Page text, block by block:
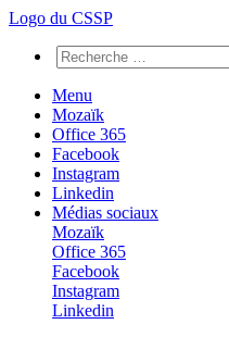
Logo du CSSP
Menu
Mozaïk
Office 365
Facebook
Instagram
Linkedin
Médias sociaux
Mozaïk
Office 365
Facebook
Instagram
Linkedin